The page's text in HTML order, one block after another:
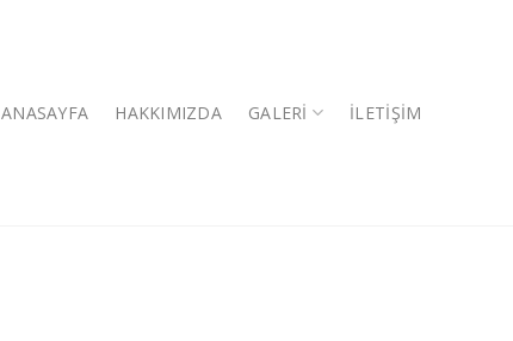
ANASAYFA HAKKIMIZDA GALERI İLETIŞIM